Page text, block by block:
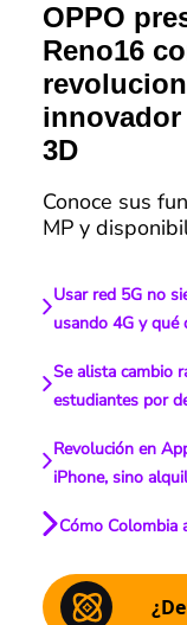
OPPO
Reno16
3D
Conoce sus
MP y
Usar red 5G no
usando 4G y qué
Se alista cambio
estudiantes por
Revolución en
iPhone, sino
Cómo Colombia